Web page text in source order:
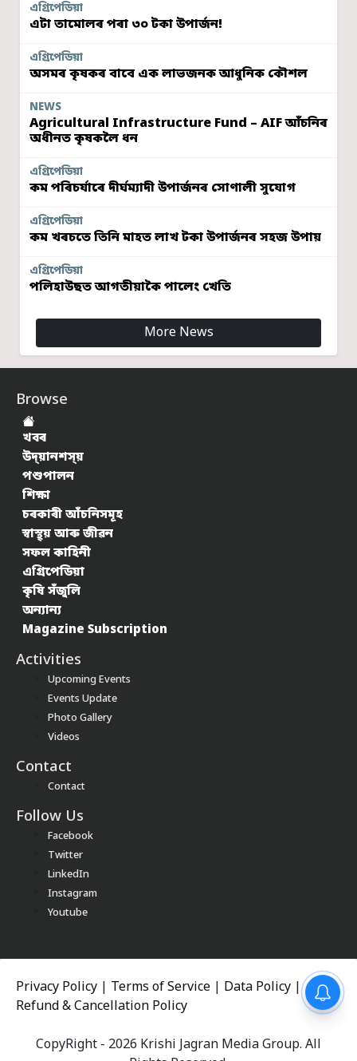
এগ্ৰিপেডিয়া
এটা তামোলৰ পৰা ৩০ টকা উপাৰ্জন!
এগ্ৰিপেডিয়া
অসমৰ কৃষকৰ বাবে এক লাভজনক আধুনিক কৌশল
NEWS
Agricultural Infrastructure Fund – AIF আঁচনিৰ
অধীনত কৃষকলৈ ধন
এগ্ৰিপেডিয়া
কম পৰিচৰ্যাৰে দীৰ্ঘম্যাদী উপাৰ্জনৰ সোণালী সুযোগ
এগ্ৰিপেডিয়া
কম খৰচতে তিনি মাহত লাখ টকা উপাৰ্জনৰ সহজ উপায়
এগ্ৰিপেডিয়া
পলিহাউছত আগতীয়াকৈ পালেং খেতি
More News
Browse
খবৰ
উদ্য়ানশস্য়
পশুপালন
শিক্ষা
চৰকাৰী আঁচনিসমূহ
স্বাস্থ্য় আৰু জীৱন
সফল কাহিনী
এগ্ৰিপেডিয়া
কৃষি সঁজুলি
অন্যান্য
Magazine Subscription
Activities
Upcoming Events
Events Update
Photo Gallery
Videos
Contact
Contact
Follow Us
Facebook
Twitter
LinkedIn
Instagram
Youtube
Privacy Policy Terms of Service Data Policy
Refund & Cancellation Policy
CopyRight - 2026 Krishi Jagran Media Group. All